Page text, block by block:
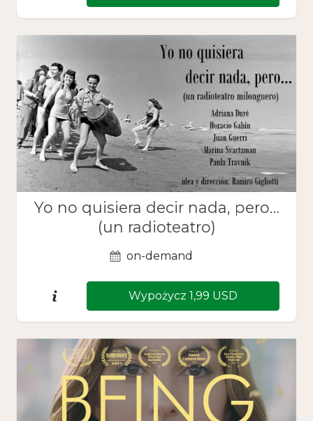
Yo no quisiera decir nada, pero…
(un radioteatro)
on-demand
Wypożycz 1,99 USD